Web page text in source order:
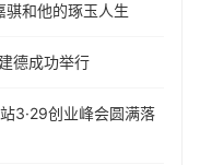
和他的琢玉人生
德成功举行
3·29创业峰会圆满落